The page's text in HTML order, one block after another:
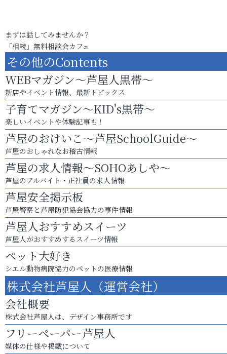
まずは話してみませんか？
「相続」無料相談会カフェ
その他のContents
WEBマガジン～芦屋人黒帯～
新店やイベント情報、最新トピックス
子育てマガジン～KID's黒帯～
楽しいイベントや体験記事も！
芦屋のおけいこ～芦屋SchoolGuide～
芦屋のおしゃれなお稽古情報
芦屋の求人情報～SOHOあしや～
芦屋のアルバイト・正社員の求人情報
芦屋安全掲示板
芦屋警察と芦屋防犯協会協力の事件情報
芦屋人おすすめスイーツ
芦屋人がおすすめするスイーツ情報
ペット大好き
シエル動物病院協力のペットの医療情報
株式会社芦屋人（運営会社）
会社概要
株式会社芦屋人は、デザイン事務所です
フリーペーパー芦屋人
媒体の仕様や掲載について